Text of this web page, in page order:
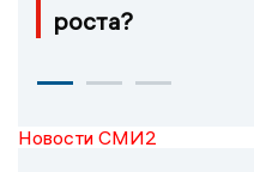
роста?
Новости СМИ2